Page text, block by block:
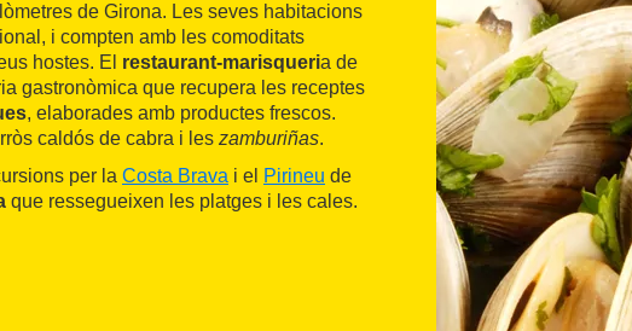
de Girona. Les seves habitacions
i compten amb les comoditats
hostes. El restaurant-marisqueria de
gastronòmica que recupera les receptes
, elaborades amb productes frescos.
caldós de cabra i les zamburiñas.
per la Costa Brava i el Pirineu de
que ressegueixen les platges i les cales.